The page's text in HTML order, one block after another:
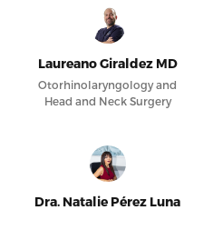
Laureano Giraldez MD
Otorhinolaryngology and
Head and Neck Surgery
Dra. Natalie Pérez Luna